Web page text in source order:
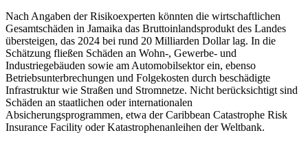
Nach Angaben der Risikoexperten könnten die wirtschaftlichen
Gesamtschäden in Jamaika das Bruttoinlandsprodukt des Landes
übersteigen, das 2024 bei rund 20 Milliarden Dollar lag. In die
Schätzung fließen Schäden an Wohn-, Gewerbe- und
Industriegebäuden sowie am Automobilsektor ein, ebenso
Betriebsunterbrechungen und Folgekosten durch beschädigte
Infrastruktur wie Straßen und Stromnetze. Nicht berücksichtigt sind
Schäden an staatlichen oder internationalen
Absicherungsprogrammen, etwa der Caribbean Catastrophe Risk
Insurance Facility oder Katastrophenanleihen der Weltbank.